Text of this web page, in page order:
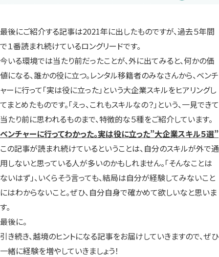
最後にご紹介する記事は2021年に出したものですが、過去５年間
で１番読まれ続けているロングリードです。
今いる環境では当たり前だったことが、外に出てみると、何かの価
値になる、誰かの役に立つ。レンタル移籍者のみなさんから、ベンチ
ャーに行って「実は役に立った」という大企業スキルをヒアリングし
てまとめたものです。「えっ、これもスキルなの？」という、一見できて
当たり前に思われるものまで、特徴的な５種をご紹介しています。
ベンチャーに行ってわかった。実は役に立った”大企業スキル５選”
この記事が読まれ続けているということは、自分のスキルが外で通
用しないと思っている人が多いのかもしれません。「そんなことは
ないはず」、いくらそう言っても、結局は自分が経験してみないこと
にはわからないこと。ぜひ、自分自身で確かめて欲しいなと思いま
す。
最後に。
引き続き、越境のヒントになる記事をお届けしていきますので、ぜひ
一緒に経験を増やしていきましょう！